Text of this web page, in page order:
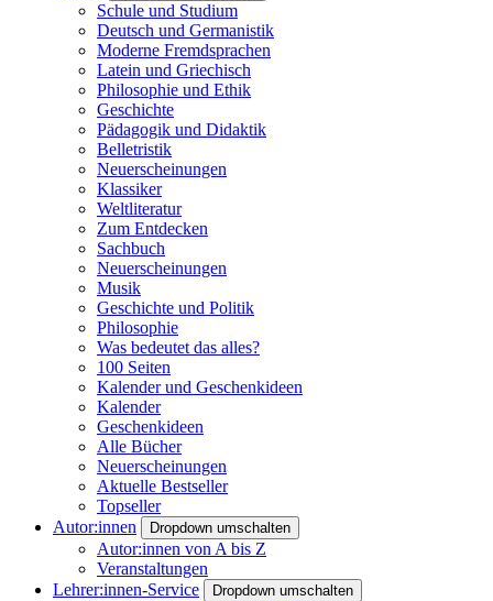
Schule und Studium
Deutsch und Germanistik
Moderne Fremdsprachen
Latein und Griechisch
Philosophie und Ethik
Geschichte
Pädagogik und Didaktik
Belletristik
Neuerscheinungen
Klassiker
Weltliteratur
Zum Entdecken
Sachbuch
Neuerscheinungen
Musik
Geschichte und Politik
Philosophie
Was bedeutet das alles?
100 Seiten
Kalender und Geschenkideen
Kalender
Geschenkideen
Alle Bücher
Neuerscheinungen
Aktuelle Bestseller
Topseller
Autor:innen
Dropdown umschalten
Autor:innen von A bis Z
Veranstaltungen
Lehrer:innen-Service
Dropdown umschalten